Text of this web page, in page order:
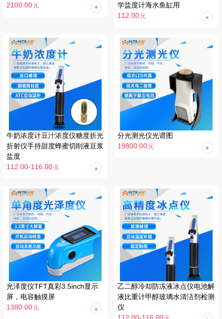
2100.00 元
学盐度计海水鱼缸用
112.00元
牛奶浓度计豆汁浓度仪糖度折光
折射仪手持甜度蜂蜜切削液豆浆
盐度
112.00-116.00 元
分光测光仪光谱图
19800.00元
光泽度仪TFT真彩3.5inch显示
屏，电容触摸屏
1380.00 元
乙二醇冷却防冻液冰点仪电池解
液比重计甲醇玻璃水清洁剂检测
仪